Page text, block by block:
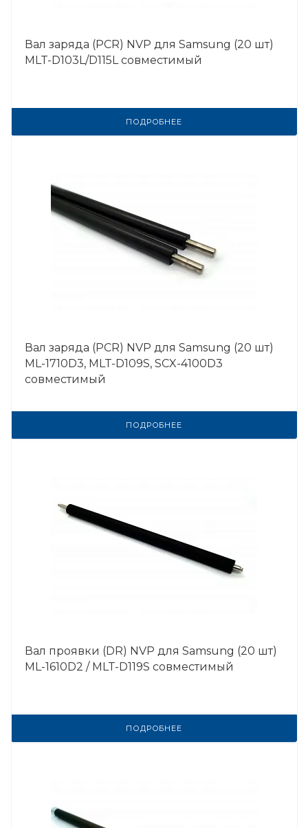
Вал заряда (PCR) NVP для Samsung (20 шт)
MLT-D103L/D115L совместимый
ПОДРОБНЕЕ
Вал заряда (PCR) NVP для Samsung (20 шт)
ML-1710D3, MLT-D109S, SCX-4100D3
совместимый
ПОДРОБНЕЕ
Вал проявки (DR) NVP для Samsung (20 шт)
ML-1610D2 / MLT-D119S совместимый
ПОДРОБНЕЕ